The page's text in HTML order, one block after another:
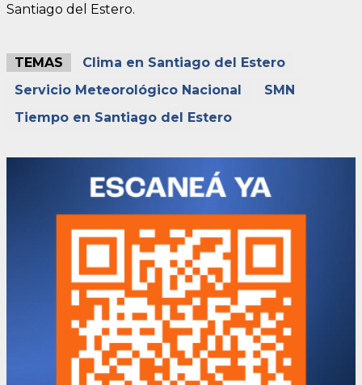
Santiago del Estero.
TEMAS
Clima en Santiago del Estero
Servicio Meteorológico Nacional
SMN
Tiempo en Santiago del Estero